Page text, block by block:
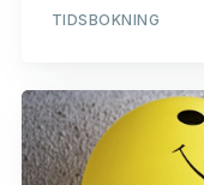
TIDSBOKNING